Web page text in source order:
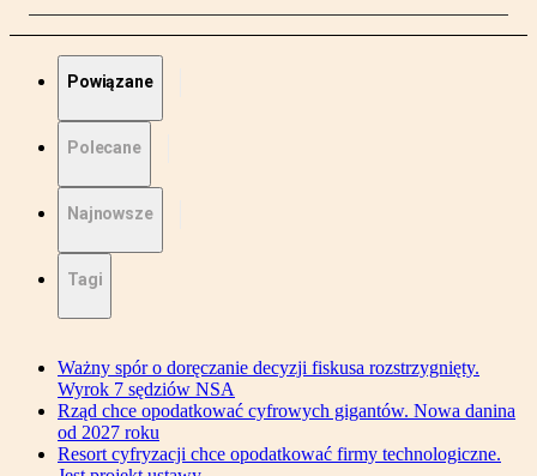
Powiązane
Polecane
Najnowsze
Tagi
Ważny spór o doręczanie decyzji fiskusa rozstrzygnięty.
Wyrok 7 sędziów NSA
Rząd chce opodatkować cyfrowych gigantów. Nowa danina
od 2027 roku
Resort cyfryzacji chce opodatkować firmy technologiczne.